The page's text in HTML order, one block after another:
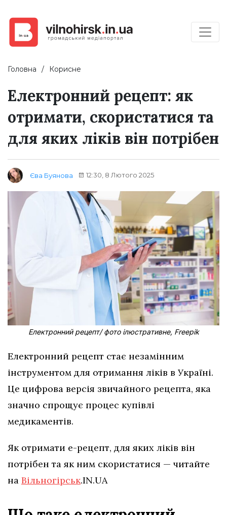
Головна Корисне
Електронний рецепт: як
отримати, скористатися та
для яких ліків він потрібен
Єва Буянова 12:30, 8 Лютого 2025
Електронний рецепт/ фото ілюстративне, Freepik
Електронний рецепт стає незамінним
інструментом для отримання ліків в Україні.
Це цифрова версія звичайного рецепта, яка
значно спрощує процес купівлі
медикаментів.
Як отримати е-рецепт, для яких ліків він
потрібен та як ним скористатися — читайте
на Вільногірськ.IN.UA